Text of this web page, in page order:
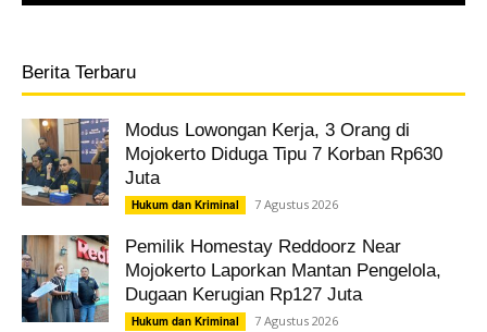
Berita Terbaru
Modus Lowongan Kerja, 3 Orang di
Mojokerto Diduga Tipu 7 Korban Rp630
Juta
Hukum dan Kriminal 7 Agustus 2026
Pemilik Homestay Reddoorz Near
Mojokerto Laporkan Mantan Pengelola,
Dugaan Kerugian Rp127 Juta
Hukum dan Kriminal 7 Agustus 2026